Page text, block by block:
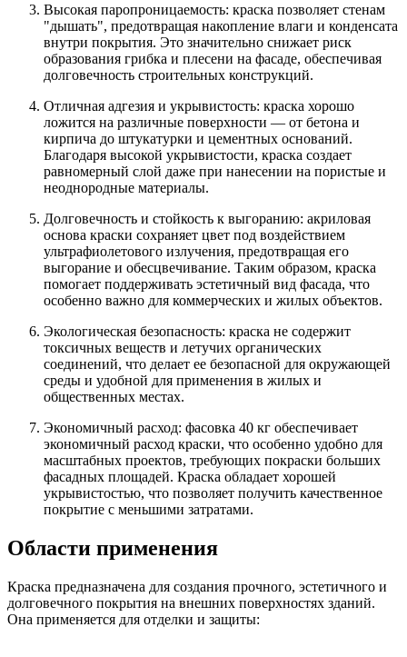
Высокая паропроницаемость: краска позволяет стенам
"дышать", предотвращая накопление влаги и конденсата
внутри покрытия. Это значительно снижает риск
образования грибка и плесени на фасаде, обеспечивая
долговечность строительных конструкций.
Отличная адгезия и укрывистость: краска хорошо
ложится на различные поверхности — от бетона и
кирпича до штукатурки и цементных оснований.
Благодаря высокой укрывистости, краска создает
равномерный слой даже при нанесении на пористые и
неоднородные материалы.
Долговечность и стойкость к выгоранию: акриловая
основа краски сохраняет цвет под воздействием
ультрафиолетового излучения, предотвращая его
выгорание и обесцвечивание. Таким образом, краска
помогает поддерживать эстетичный вид фасада, что
особенно важно для коммерческих и жилых объектов.
Экологическая безопасность: краска не содержит
токсичных веществ и летучих органических
соединений, что делает ее безопасной для окружающей
среды и удобной для применения в жилых и
общественных местах.
Экономичный расход: фасовка 40 кг обеспечивает
экономичный расход краски, что особенно удобно для
масштабных проектов, требующих покраски больших
фасадных площадей. Краска обладает хорошей
укрывистостью, что позволяет получить качественное
покрытие с меньшими затратами.
Области применения
Краска предназначена для создания прочного, эстетичного и
долговечного покрытия на внешних поверхностях зданий.
Она применяется для отделки и защиты: